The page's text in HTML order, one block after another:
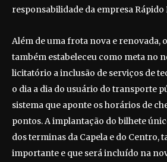
responsabilidade da empresa Rápido
Além de uma frota nova e renovada,
também estabeleceu como meta no
licitatório a inclusão de serviços de
o dia a dia do usuário do transporte
sistema que aponte os horários de
pontos. A implantação do bilhete
dos terminas da Capela e do Centro,
importante e que será incluído na